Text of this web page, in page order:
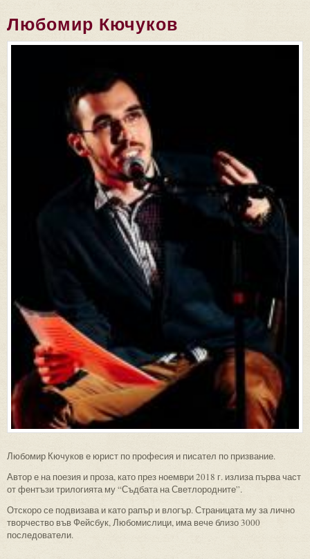
Любомир Кючуков
Любомир Кючуков е юрист по професия и писател по призвание.
Автор е на поезия и проза, като през ноември 2018 г. излиза първа част
от фентъзи трилогията му “Съдбата на Светлородните”.
Отскоро се подвизава и като рапър и влогър. Страницата му за лично
творчество във Фейсбук, Любомислици, има вече близо 3000
последователи.